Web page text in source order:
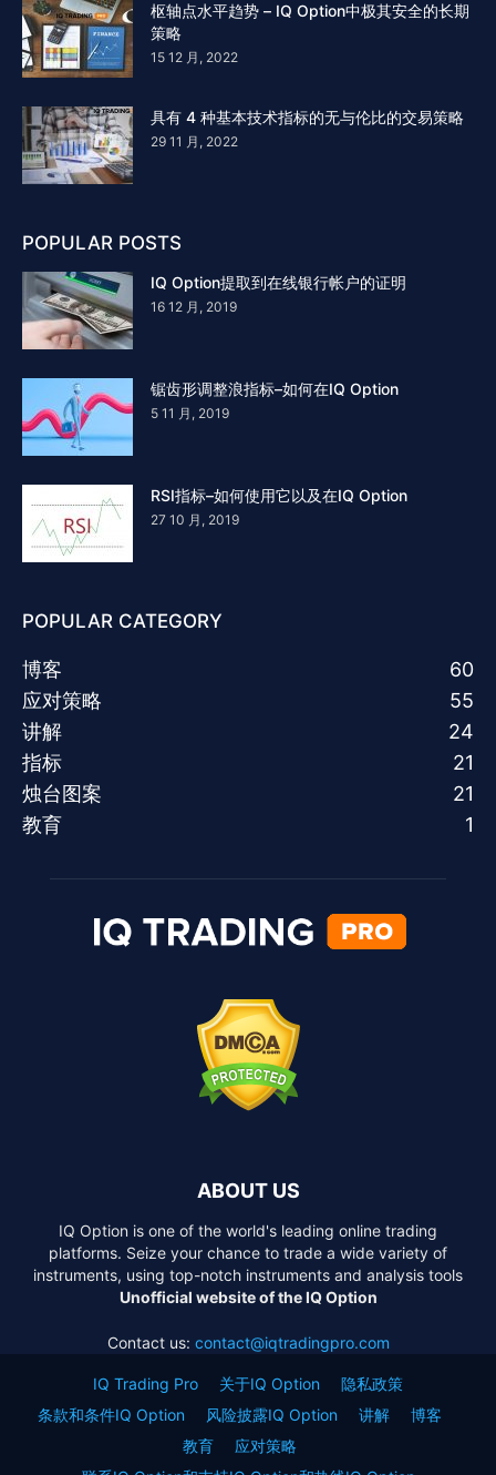
枢轴点水平趋势 – IQ Option中极其安全的长期
策略
15 12 月, 2022
具有 4 种基本技术指标的无与伦比的交易策略
29 11 月, 2022
POPULAR POSTS
IQ Option提取到在线银行帐户的证明
16 12 月, 2019
锯齿形调整浪指标–如何在IQ Option
5 11 月, 2019
RSI指标–如何使用它以及在IQ Option
27 10 月, 2019
POPULAR CATEGORY
博客
60
应对策略
55
讲解
24
指标
21
烛台图案
21
教育
1
ABOUT US
IQ Option is one of the world's leading online trading
platforms. Seize your chance to trade a wide variety of
instruments, using top-notch instruments and analysis tools
Unofficial website of the IQ Option
Contact us: contact@iqtradingpro.com
IQ Trading Pro 关于IQ Option
隐私政策
条款和条件IQ Option
风险披露IQ Option 讲解
博客
教育
应对策略